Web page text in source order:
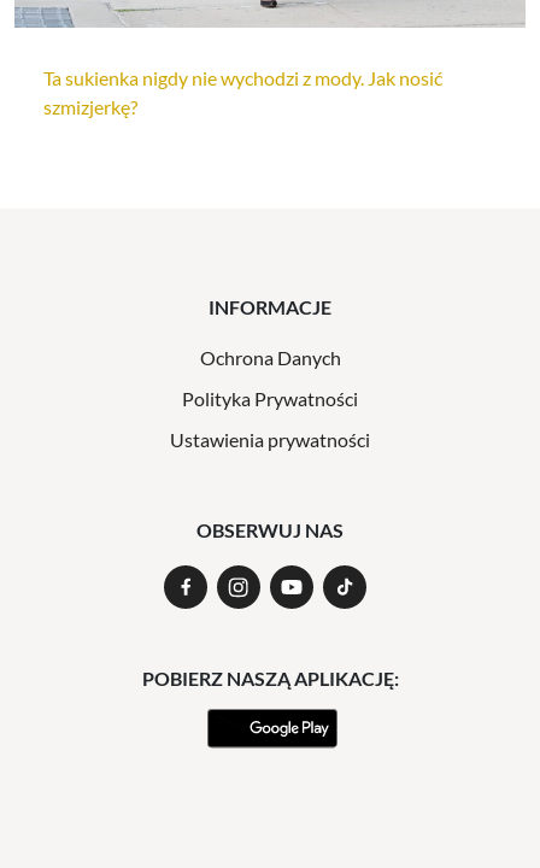
Ta sukienka nigdy nie wychodzi z mody. Jak nosić
szmizjerkę?
INFORMACJE
Ochrona Danych
Polityka Prywatności
Ustawienia prywatności
OBSERWUJ NAS
POBIERZ NASZĄ APLIKACJĘ: